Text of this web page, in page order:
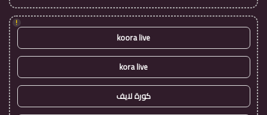
!
koora live
kora live
كورة لايف